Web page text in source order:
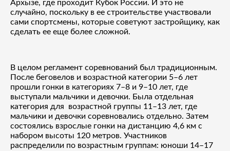
Архызе, где проходит Кубок России. И это не
случайно, поскольку в ее строительстве участвовали
сами спортсмены, которые советуют застройщику, как
сделать ее еще более сложной.
В целом регламент соревнований был традиционным.
После беговелов и возрастной категории 5–6 лет
прошли гонки в категориях 7–8 и 9–10 лет, где
выступали мальчики и девочки. Была отдельная
категория для
возрастной группы 11–13 лет, где
мальчики и девочки соревновались отдельно. Затем
состоялись взрослые гонки на дистанцию 4,6 км с
набором высоты 120 метров. Участников
распределили по возрастным группам: юноши 14–17